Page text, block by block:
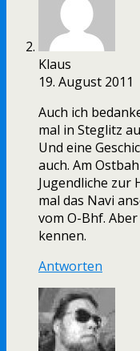
Klaus
19. August 2011
Auch ich
mal in Steglitz
Und eine
auch. Am
Jugendliche zur
mal das Navi
vom O-Bhf.
kennen.
Antworten